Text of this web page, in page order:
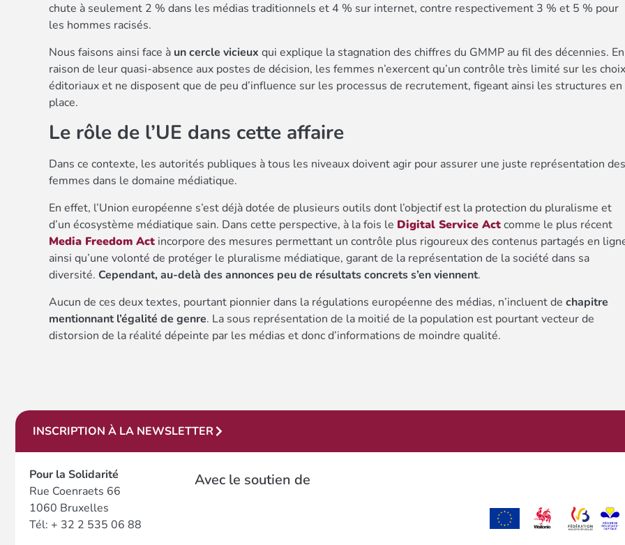
chute à seulement 2 % dans les médias traditionnels et 4 % sur internet, contre respectivement 3 % et 5 % pour
les hommes racisés.
Nous faisons ainsi face à un cercle vicieux qui explique la stagnation des chiffres du GMMP au fil des décennies. En
raison de leur quasi-absence aux postes de décision, les femmes n’exercent qu’un contrôle très limité sur les choix
éditoriaux et ne disposent que de peu d’influence sur les processus de recrutement, figeant ainsi les structures en
place.
Le rôle de l’UE dans cette affaire
Dans ce contexte, les autorités publiques à tous les niveaux doivent agir pour assurer une juste représentation des
femmes dans le domaine médiatique.
En effet, l’Union européenne s’est déjà dotée de plusieurs outils dont l’objectif est la protection du pluralisme et
d’un écosystème médiatique sain. Dans cette perspective, à la fois le Digital Service Actcomme le plus récent
Media Freedom Act incorpore des mesures permettant un contrôle plus rigoureux des contenus partagés en
ainsi qu’une volonté de protéger le pluralisme médiatique, garant de la représentation de la société dans sa
diversité. Cependant, au-delà des annonces peu de résultats concrets s’en viennent.
Aucun de ces deux textes, pourtant pionnier dans la régulations européenne des médias, n’incluent de chapitre
mentionnant l’égalité de genre. La sous représentation de la moitié de la population est pourtant vecteur de
distorsion de la réalité dépeinte par les médias et donc d’informations de moindre qualité.
INSCRIPTION À LA NEWSLETTER
Pour la Solidarité
Rue Coenraets 66
1060 Bruxelles
Tél: + 32 2 535 06 88
Avec le soutien de